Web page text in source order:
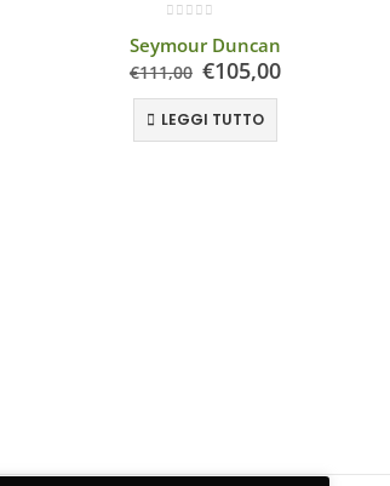
Seymour Duncan
€111,00 €105,00
LEGGI TUTTO